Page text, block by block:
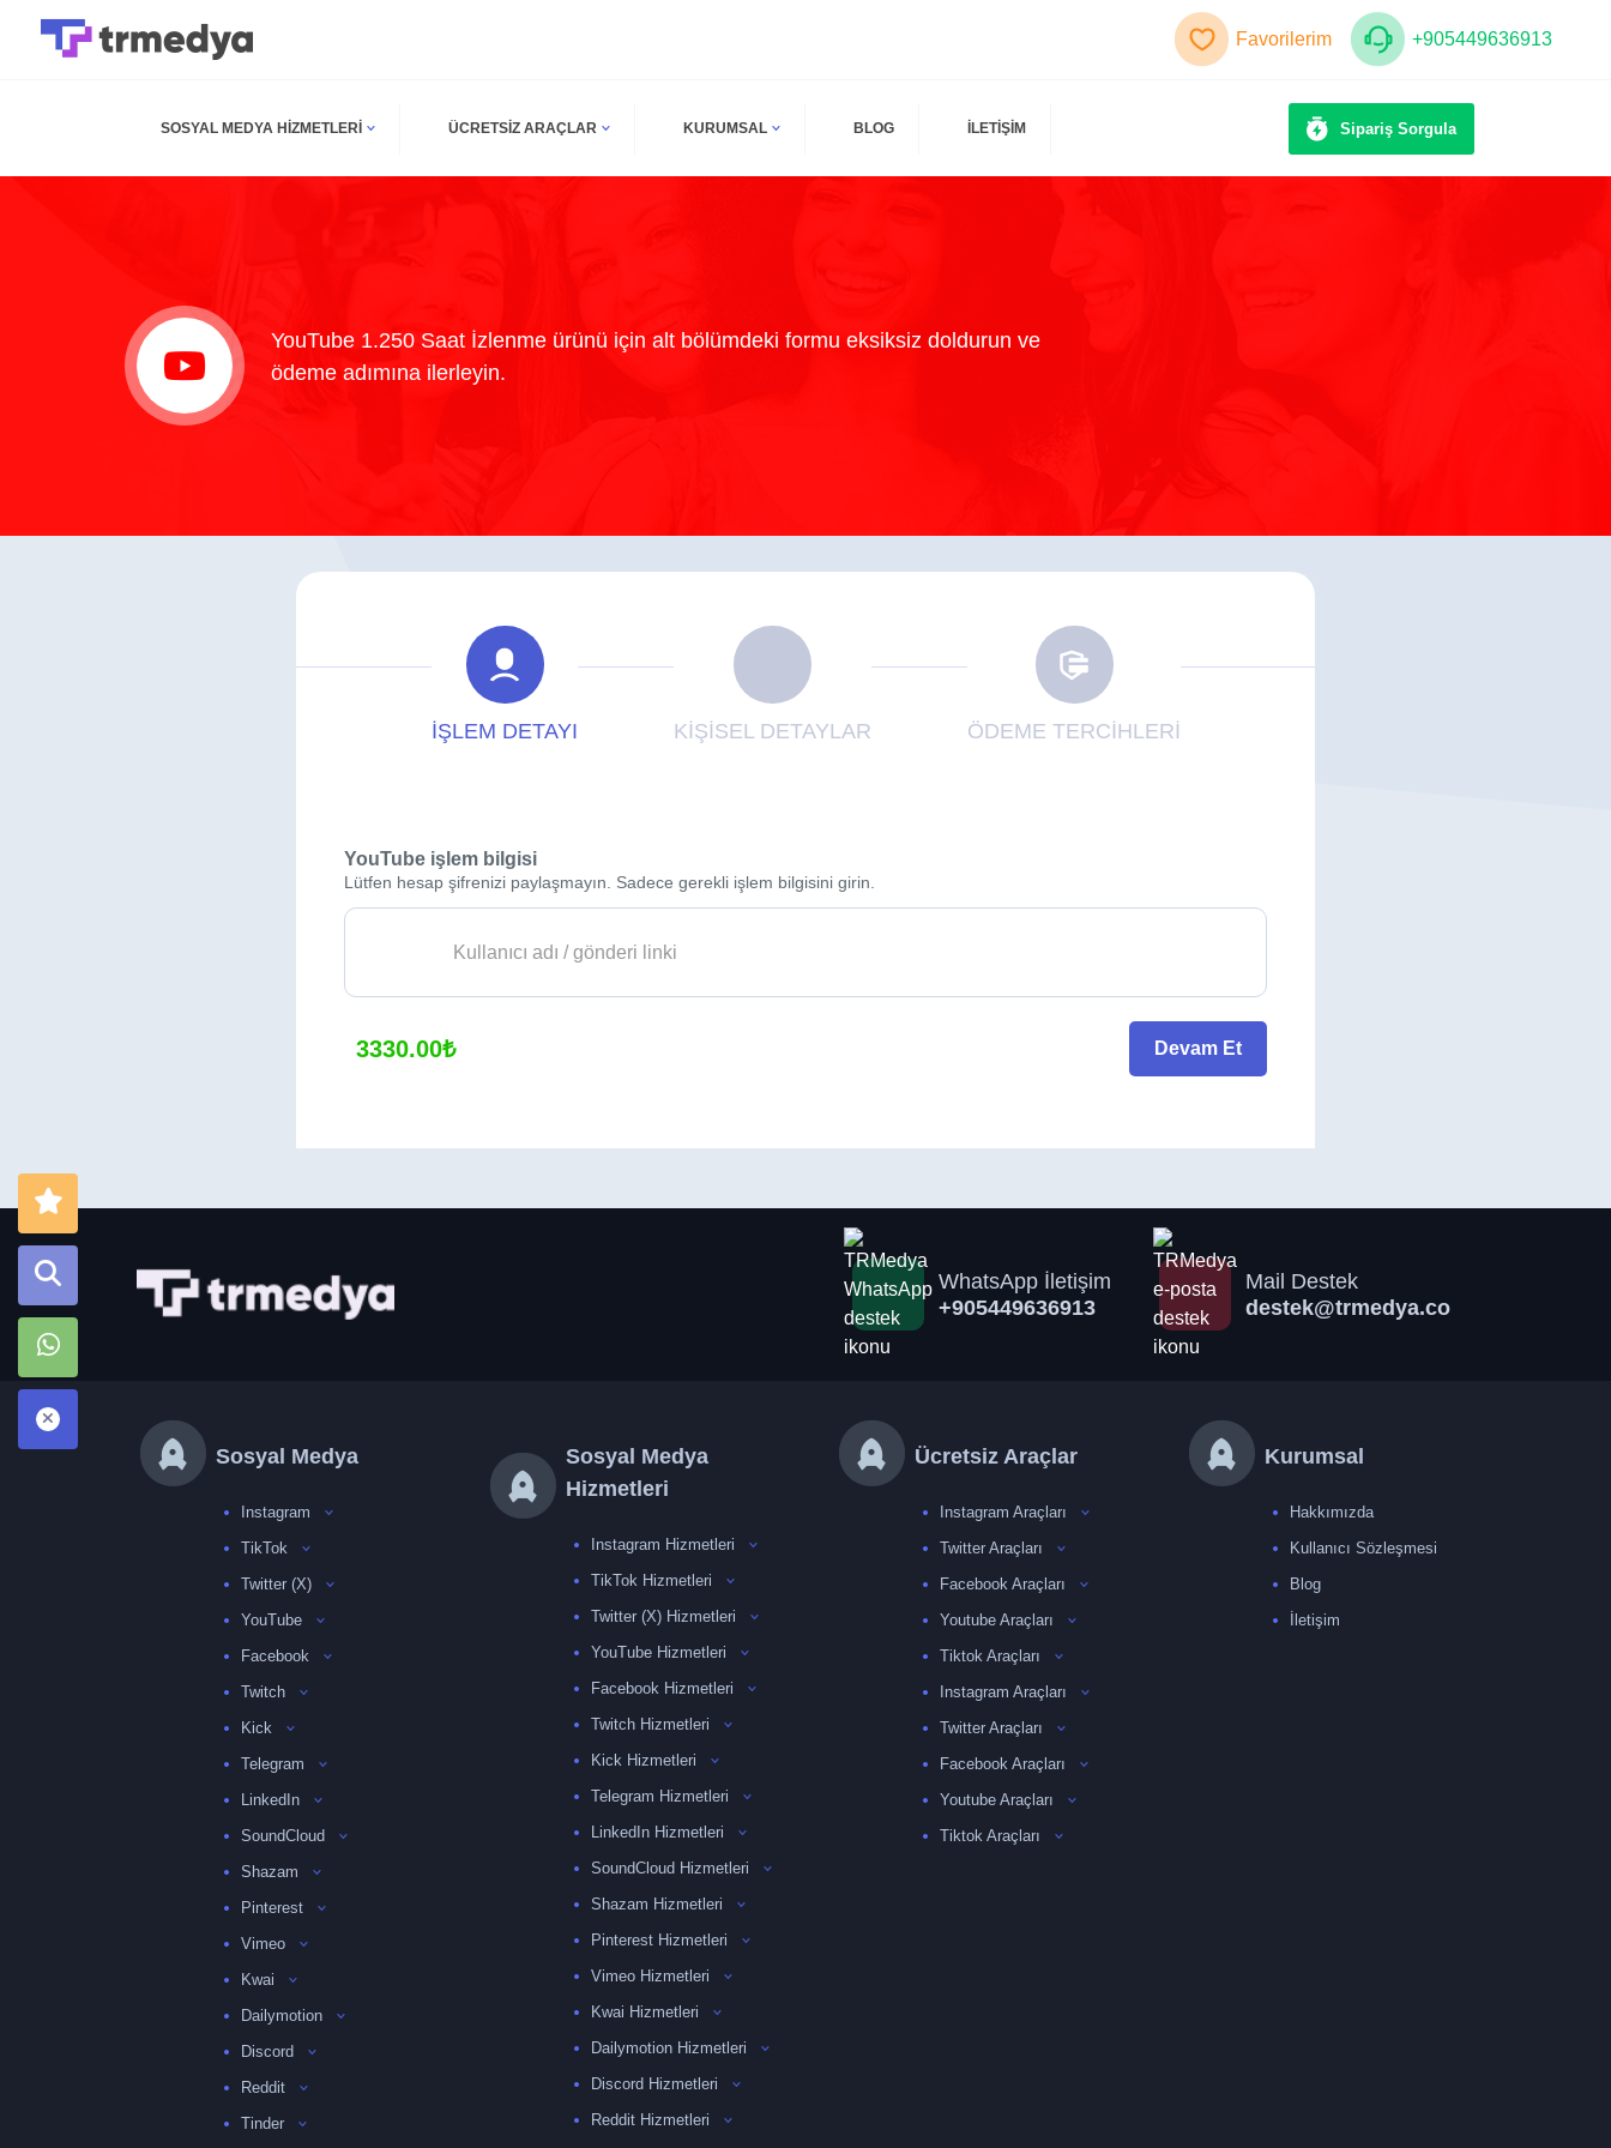
Favorilerim +905449636913
SOSYAL MEDYA HIZMETLERI ÜCRETSIZ ARAÇLAR KURUMSAL BLOG İLETİŞİM Sipariş Sorgula
YouTube 1.250 Saat İzlenme ürünü için alt bölümdeki formu eksiksiz doldurun ve
ödeme adımına ilerleyin.
İŞLEM DETAYI KİŞİSEL DETAYLAR ÖDEME TERCİHLERİ
YouTube işlem bilgisi
Lütfen hesap şifrenizi paylaşmayın. Sadece gerekli işlem bilgisini girin.
3330.00₺ Devam Et
WhatsApp İletişim
+905449636913
Mail Destek
destek@trmedya.co
Sosyal Medya
Instagram
TikTok
Twitter (X)
YouTube
Facebook
Twitch
Kick
Telegram
LinkedIn
SoundCloud
Shazam
Pinterest
Vimeo
Kwai
Dailymotion
Discord
Reddit
Tinder
Sosyal Medya
Hizmetleri
Instagram Hizmetleri
TikTok Hizmetleri
Twitter (X) Hizmetleri
YouTube Hizmetleri
Facebook Hizmetleri
Twitch Hizmetleri
Kick Hizmetleri
Telegram Hizmetleri
LinkedIn Hizmetleri
SoundCloud Hizmetleri
Shazam Hizmetleri
Pinterest Hizmetleri
Vimeo Hizmetleri
Kwai Hizmetleri
Dailymotion Hizmetleri
Discord Hizmetleri
Reddit Hizmetleri
Ücretsiz Araçlar
Instagram Araçları
Twitter Araçları
Facebook Araçları
Youtube Araçları
Tiktok Araçları
Instagram Araçları
Twitter Araçları
Facebook Araçları
Youtube Araçları
Tiktok Araçları
Kurumsal
Hakkımızda
Kullanıcı Sözleşmesi
Blog
İletişim